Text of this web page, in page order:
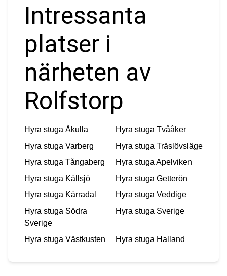
Intressanta
platser i
närheten av
Rolfstorp
Hyra stuga Åkulla Hyra stuga Tvååker
Hyra stuga Varberg Hyra stuga Träslövsläge
Hyra stuga Tångaberg Hyra stuga Apelviken
Hyra stuga Källsjö Hyra stuga Getterön
Hyra stuga Kärradal Hyra stuga Veddige
Hyra stuga Södra
Sverige
Hyra stuga Sverige
Hyra stuga Västkusten Hyra stuga Halland